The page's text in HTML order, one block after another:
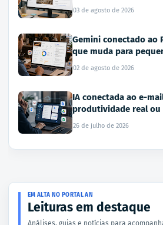
03 de agosto de 2026
Gemini conectado ao
que muda para
02 de agosto de 2026
IA conectada ao e-
produtividade real ou
26 de julho de 2026
EM ALTA NO PORTAL AN
Leituras em destaque